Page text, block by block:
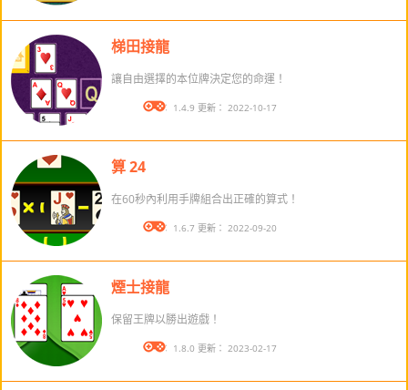
梯田接龍
讓自由選擇的本位牌決定您的命運！
版本： 1.4.9 更新： 2022-10-17
算 24
在60秒內利用手牌組合出正確的算式！
版本： 1.6.7 更新： 2022-09-20
煙士接龍
保留王牌以勝出遊戲！
版本： 1.8.0 更新： 2023-02-17